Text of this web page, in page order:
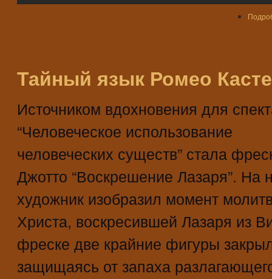
Тайный язык Ромео
Источником вдохновения для
“Человеческое использование
человеческих существ” стала
Джотто “Воскрешение Лазаря”. На
художник изобразил момент
Христа, воскресившей Лазаря из
фреске две крайние фигуры
защищаясь от запаха